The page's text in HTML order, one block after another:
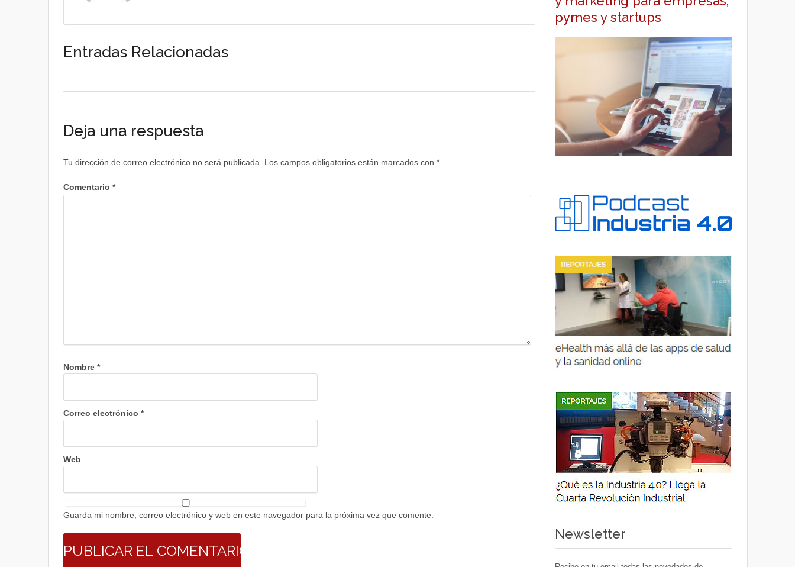
Entradas Relacionadas
Deja una respuesta
Tu dirección de correo electrónico no será publicada. Los campos obligatorios están marcados con *
Comentario *
Nombre *
Correo electrónico *
Web
Guarda mi nombre, correo electrónico y web en este navegador para la próxima vez que comente.
pymes y startups
Newsletter